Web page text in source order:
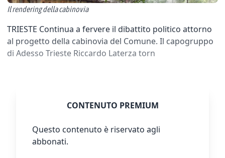
Il rendering della cabinovia
TRIESTE Continua a fervere il dibattito politico attorno
al progetto della cabinovia del Comune. Il capogruppo
di Adesso Trieste Riccardo Laterza torn
CONTENUTO PREMIUM
Questo contenuto è riservato agli
abbonati.